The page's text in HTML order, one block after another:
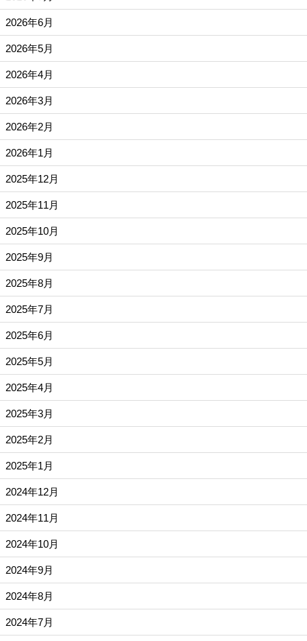
2026年6月
2026年5月
2026年4月
2026年3月
2026年2月
2026年1月
2025年12月
2025年11月
2025年10月
2025年9月
2025年8月
2025年7月
2025年6月
2025年5月
2025年4月
2025年3月
2025年2月
2025年1月
2024年12月
2024年11月
2024年10月
2024年9月
2024年8月
2024年7月